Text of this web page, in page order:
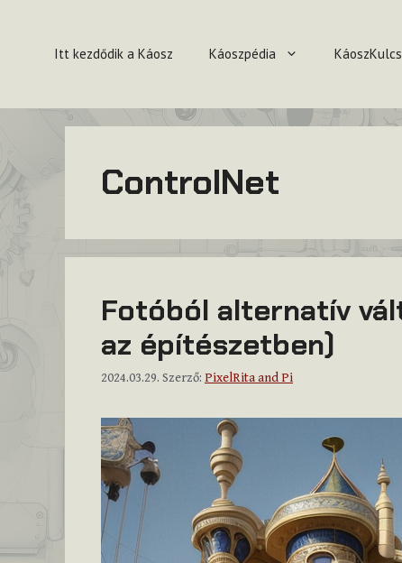
tartalombaItt kezdődik a Káosz Káoszpédia
ControlNet
Fotóból alternatív
az építészetben)
2024.03.29. Szerző: PixelRita and Pi